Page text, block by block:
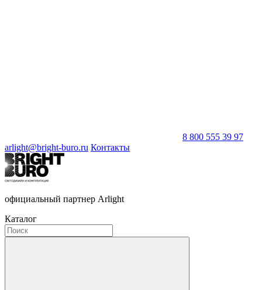
8 800 555 39 97
arlight@bright-buro.ru Контакты
официальный партнер Arlight
Каталог